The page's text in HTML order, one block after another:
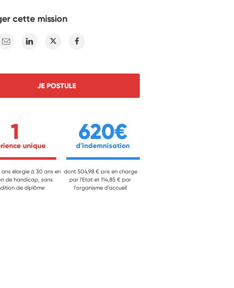
cette mission
E-mail Linkedin Twitter
JE POSTULE
1
unique
ans élargie à 30 ans en
de handicap, sans
de diplôme
620€
d'indemnisation
dont 504,98 € pris en charge
par l'Etat et 114,85 € par
l'organisme d'accueil